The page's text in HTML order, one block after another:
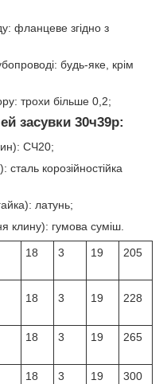
фланцеве згідно з
будь-яке, крім
трохи більше 0,2;
засувки 30ч39р:
СЧ20;
корозійностійка
латунь;
клину): гумова суміш.
18 3 19 205
18 3 19 228
18 3 19 265
18 3 19 300